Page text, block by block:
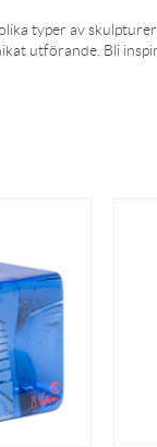
typer av
utförande. Bli